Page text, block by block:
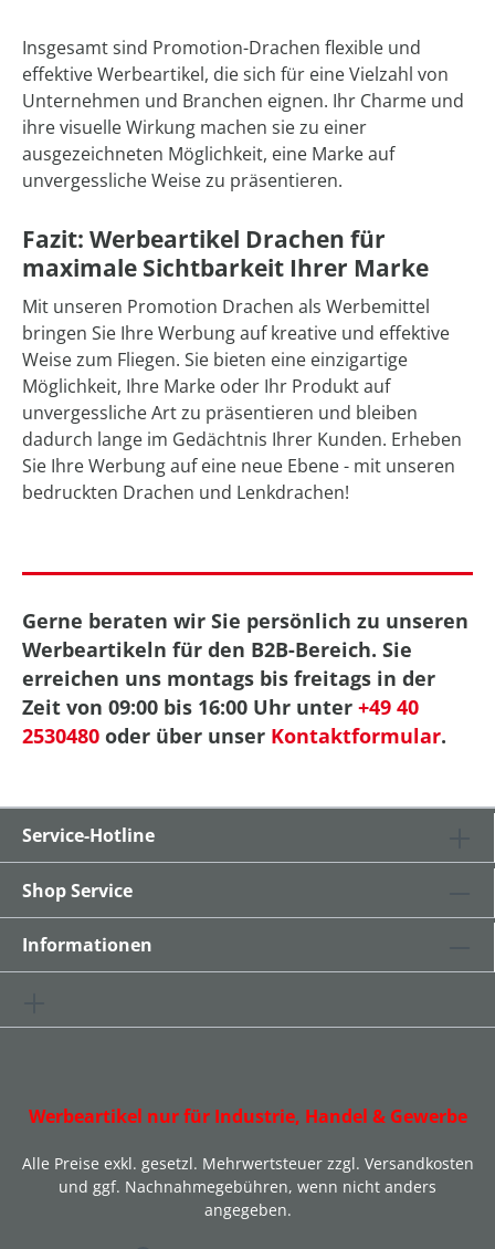
Insgesamt sind Promotion-Drachen flexible und
effektive Werbeartikel, die sich für eine Vielzahl von
Unternehmen und Branchen eignen. Ihr Charme und
ihre visuelle Wirkung machen sie zu einer
ausgezeichneten Möglichkeit, eine Marke auf
unvergessliche Weise zu präsentieren.
Fazit: Werbeartikel Drachen für
maximale Sichtbarkeit Ihrer Marke
Mit unseren Promotion Drachen als Werbemittel
bringen Sie Ihre Werbung auf kreative und effektive
Weise zum Fliegen. Sie bieten eine einzigartige
Möglichkeit, Ihre Marke oder Ihr Produkt auf
unvergessliche Art zu präsentieren und bleiben
dadurch lange im Gedächtnis Ihrer Kunden. Erheben
Sie Ihre Werbung auf eine neue Ebene - mit unseren
bedruckten Drachen und Lenkdrachen!
Gerne beraten wir Sie persönlich zu unseren
Werbeartikeln für den B2B-Bereich. Sie
erreichen uns montags bis freitags in der
Zeit von 09:00 bis 16:00 Uhr unter +49 40
2530480 oder über unser Kontaktformular.
Service-Hotline
Shop Service
Informationen
Werbeartikel nur für Industrie, Handel & Gewerbe
Alle Preise exkl. gesetzl. Mehrwertsteuer zzgl. Versandkosten
und ggf. Nachnahmegebühren, wenn nicht anders
angegeben.